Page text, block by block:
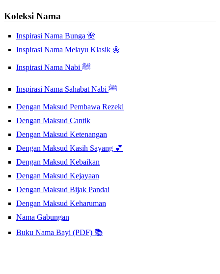
Koleksi Nama
Inspirasi Nama Bunga 🌺
Inspirasi Nama Melayu Klasik 🌼
Inspirasi Nama Nabi ﷺ
Inspirasi Nama Sahabat Nabi ﷺ
Dengan Maksud Pembawa Rezeki
Dengan Maksud Cantik
Dengan Maksud Ketenangan
Dengan Maksud Kasih Sayang 💕
Dengan Maksud Kebaikan
Dengan Maksud Kejayaan
Dengan Maksud Bijak Pandai
Dengan Maksud Keharuman
Nama Gabungan
Buku Nama Bayi (PDF) 📚